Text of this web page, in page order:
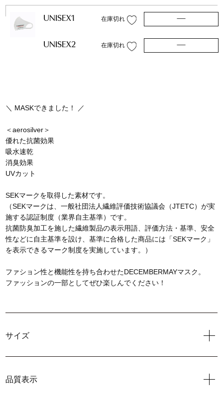
UNISEX1 在庫切れ —
UNISEX2 在庫切れ —
＼ MASKできました！ ／
＜aerosilver＞
優れた抗菌効果
吸水速乾
消臭効果
UVカット
SEKマークを取得した素材です。
（SEKマークは、一般社団法人繊維評価技術協議会（JTETC）が実
施する認証制度（業界自主基準）です。
抗菌防臭加工を施した繊維製品の表示用語、評価方法・基準、安全
性などに自主基準を設け、基準に合格した商品には「SEKマーク」
を表示できるマーク制度を実施しています。）
ファション性と機能性を持ち合わせたDECEMBERMAYマスク。
ファッションの一部としてぜひ楽しんでください！
サイズ
品質表示